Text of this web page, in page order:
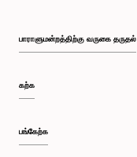
பி.ப. 1:34 - பி.ப. 1:55
பாராளுமன்றத்திற்கு வருகை தருதல்
கற்க
பங்கேற்க